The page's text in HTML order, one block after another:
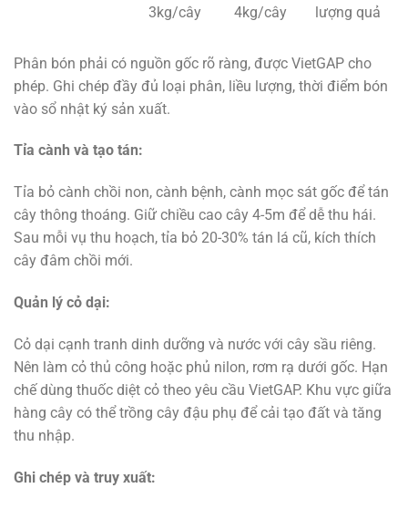
3kg/cây
4kg/cây
lượng quả
Phân bón phải có nguồn gốc rõ ràng, được VietGAP cho
phép. Ghi chép đầy đủ loại phân, liều lượng, thời điểm bón
vào sổ nhật ký sản xuất.
Tỉa cành và tạo tán:
Tỉa bỏ cành chồi non, cành bệnh, cành mọc sát gốc để tán
cây thông thoáng. Giữ chiều cao cây 4-5m để dễ thu hái.
Sau mỗi vụ thu hoạch, tỉa bỏ 20-30% tán lá cũ, kích thích
cây đâm chồi mới.
Quản lý cỏ dại:
Cỏ dại cạnh tranh dinh dưỡng và nước với cây sầu riêng.
Nên làm cỏ thủ công hoặc phủ nilon, rơm rạ dưới gốc. Hạn
chế dùng thuốc diệt cỏ theo yêu cầu VietGAP. Khu vực giữa
hàng cây có thể trồng cây đậu phụ để cải tạo đất và tăng
thu nhập.
Ghi chép và truy xuất: